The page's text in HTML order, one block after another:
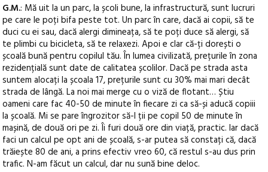
G.M.: Mă uit la un parc, la școli bune, la infrastructură, sunt lucruri
pe care le poți bifa peste tot. Un parc în care, dacă ai copii, să te
duci cu ei sau, dacă alergi dimineața, să te poți duce să alergi, să
te plimbi cu bicicleta, să te relaxezi. Apoi e clar că-ți dorești o
școală bună pentru copilul tău. În lumea civilizată, prețurile în zona
rezidențială sunt date de calitatea școlilor. Dacă pe strada asta
suntem alocați la școala 17, prețurile sunt cu 30% mai mari decât
strada de lângă. La noi mai merge cu o viză de flotant… Știu
oameni care fac 40-50 de minute în fiecare zi ca să-și aducă copiii
la școală. Mi se pare îngrozitor să-l ții pe copil 50 de minute în
mașină, de două ori pe zi. Îi furi două ore din viață, practic. Iar dacă
faci un calcul pe opt ani de școală, s-ar putea să constați că, dacă
trăiește 80 de ani, a prins efectiv vreo 60, că restul s-au dus prin
trafic. N-am făcut un calcul, dar nu sună bine deloc.